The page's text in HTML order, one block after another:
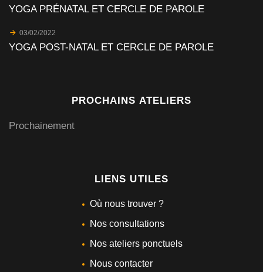
YOGA PRÉNATAL ET CERCLE DE PAROLE
03/02/2022
YOGA POST-NATAL ET CERCLE DE PAROLE
PROCHAINS ATELIERS
Prochainement
LIENS UTILES
Où nous trouver ?
Nos consultations
Nos ateliers ponctuels
Nous contacter